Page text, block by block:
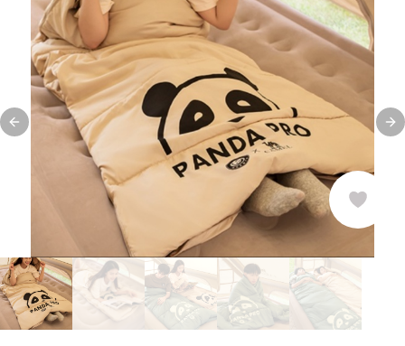
Previous slide